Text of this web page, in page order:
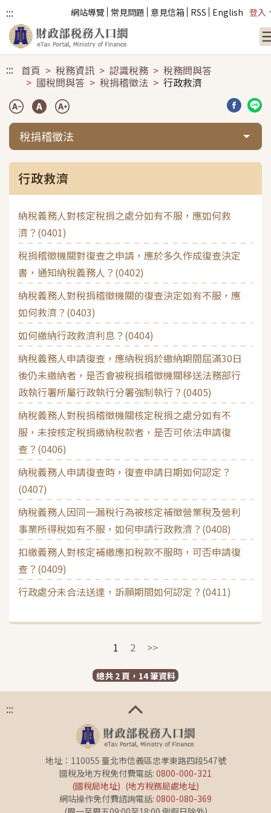
::: 網站導覽 常見問題 意見信箱 RSS English 登入
::: 首頁 稅務資訊 認識稅務
稅務問與答
國稅問與答
稅捐稽徵法 行政救濟
分享到
分
稅捐稽徵法
行政救濟
納稅義務人對核定稅捐之處分如有不服，應如何救
濟？(0401)
稅捐稽徵機關對復查之申請，應於多久作成復查決定
書，通知納稅義務人？(0402)
納稅義務人對稅捐稽徵機關的復查決定如有不服，應
如何救濟？(0403)
如何繳納行政救濟利息？(0404)
納稅義務人申請復查，應納稅捐於繳納期間屆滿30日
後仍未繳納者，是否會被稅捐稽徵機關移送法務部行
政執行署所屬行政執行分署強制執行？(0405)
納稅義務人對稅捐稽徵機關核定稅捐之處分如有不
服，未按核定稅捐繳納稅款者，是否可依法申請復
查？(0406)
納稅義務人申請復查時，復查申請日期如何認定？
(0407)
納稅義務人因同一漏稅行為被核定補徵營業稅及營利
事業所得稅如有不服，如何申請行政救濟？(0408)
扣繳義務人對核定補繳應扣稅款不服時，可否申請復
查？(0409)
行政處分未合法送達，訴願期間如何認定？(0411)
1 2 >>
總共 2 頁，14 筆資料
:::
地址：110055 臺北市信義區忠孝東路四段547號
國稅及地方稅免付費電話: 0800-000-321
(國稅局地址) (地方稅務局處地址)
網站操作免付費諮詢電話: 0800-080-369